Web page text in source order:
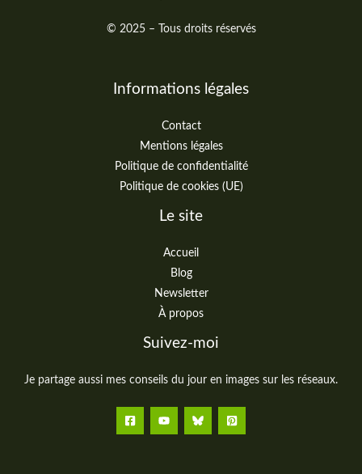
© 2025 – Tous droits réservés
Informations légales
Contact
Mentions légales
Politique de confidentialité
Politique de cookies (UE)
Le site
Accueil
Blog
Newsletter
À propos
Suivez-moi
Je partage aussi mes conseils du jour en images sur les réseaux.